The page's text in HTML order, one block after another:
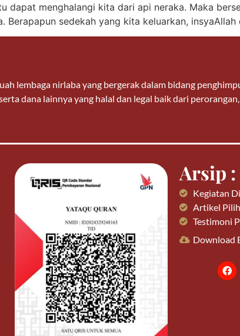
dapat menghalangi kita dari api neraka. Maka
sedekah yang kita keluarkan,
lembaga nirlaba yang bergerak dalam bidang
dana lainnya yang halal dan legal baik dari
Arsip :
Kegiatan
Artikel
Testimoni
Download